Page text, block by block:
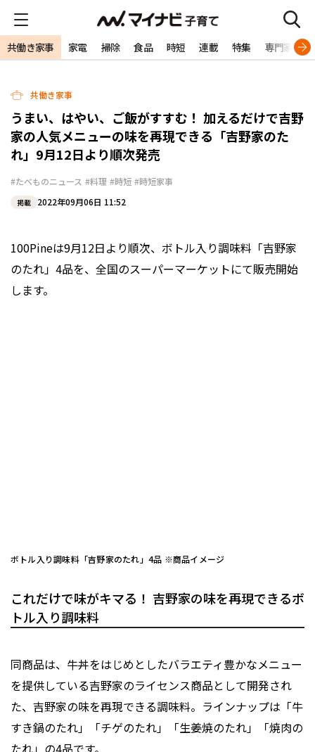
共働き家事 家電 掃除 食品 時短 連載 特集 専門家
共働き家事
うまい、はやい、ご飯がすすむ！ 加えるだけで吉野
家の人気メニューの味を再現できる「吉野家のた
れ」9月12日より順次発売
#たべものニュース #料理 #時短 #時短家事
掲載 2022年09月06日 11:52
100Pineは9月12日より順次、ボトル入り調味料「吉野家
のたれ」4品を、全国のスーパーマーケットにて販売開始
します。
ボトル入り調味料「吉野家のたれ」4品 ※商品イメージ
これだけで味がキマる！ 吉野家の味を再現できるボ
トル入り調味料
同商品は、牛丼をはじめとしたバラエティ豊かなメニュー
を提供している吉野家のライセンス商品として開発され
た、吉野家の味を再現できる調味料。ラインナップは「牛
すき鍋のたれ」「チゲのたれ」「生姜焼のたれ」「焼肉の
たれ」の4品です。